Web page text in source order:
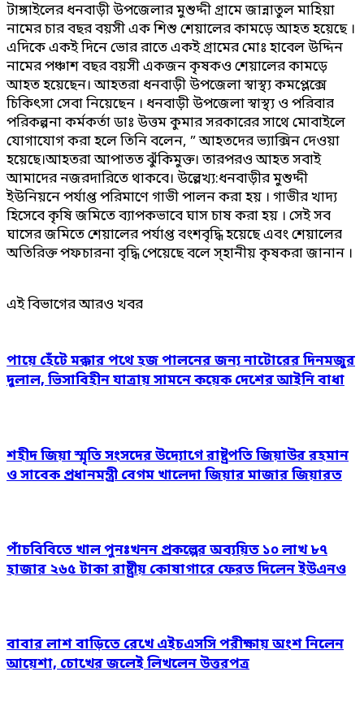
টাঙ্গাইলের ধনবাড়ী উপজেলার মুশুদ্দী গ্রামে জান্নাতুল মাহিয়া
নামের চার বছর বয়সী এক শিশু শেয়ালের কামড়ে আহত হয়েছে ।
এদিকে একই দিনে ভোর রাতে একই গ্রামের মোঃ হাবেল উদ্দিন
নামের পঞ্চাশ বছর বয়সী একজন কৃষকও শেয়ালের কামড়ে
আহত হয়েছেন। আহতরা ধনবাড়ী উপজেলা স্বাস্থ্য কমপ্লেক্সে
চিকিৎসা সেবা নিয়েছেন । ধনবাড়ী উপজেলা স্বাস্থ্য ও পরিবার
পরিকল্পনা কর্মকর্তা ডাঃ উত্তম কুমার সরকারের সাথে মোবাইলে
যোগাযোগ করা হলে তিনি বলেন, ” আহতদের ভ্যাক্সিন দেওয়া
হয়েছে।আহতরা আপাতত ঝুঁকিমুক্ত। তারপরও আহত সবাই
আমাদের নজরদারিতে থাকবে। উল্লেখ্য:ধনবাড়ীর মুশুদ্দী
ইউনিয়নে পর্যাপ্ত পরিমাণে গাভী পালন করা হয় । গাভীর খাদ্য
হিসেবে কৃষি জমিতে ব্যাপকভাবে ঘাস চাষ করা হয় । সেই সব
ঘাসের জমিতে শেয়ালের পর্যাপ্ত বংশবৃদ্ধি হয়েছে এবং শেয়ালের
অতিরিক্ত পফচারনা বৃদ্ধি পেয়েছে বলে স্হানীয় কৃষকরা জানান ।
এই বিভাগের আরও খবর
পায়ে হেঁটে মক্কার পথে হজ পালনের জন্য নাটোরের দিনমজুর
দুলাল, ভিসাবিহীন যাত্রায় সামনে কয়েক দেশের আইনি বাধা
শহীদ জিয়া স্মৃতি সংসদের উদ্যোগে রাষ্ট্রপতি জিয়াউর রহমান
ও সাবেক প্রধানমন্ত্রী বেগম খালেদা জিয়ার মাজার জিয়ারত
পাঁচবিবিতে খাল পুনঃখনন প্রকল্পের অব্যয়িত ১০ লাখ ৮৭
হাজার ২৬৫ টাকা রাষ্ট্রীয় কোষাগারে ফেরত দিলেন ইউএনও
বাবার লাশ বাড়িতে রেখে এইচএসসি পরীক্ষায় অংশ নিলেন
আয়েশা, চোখের জলেই লিখলেন উত্তরপত্র